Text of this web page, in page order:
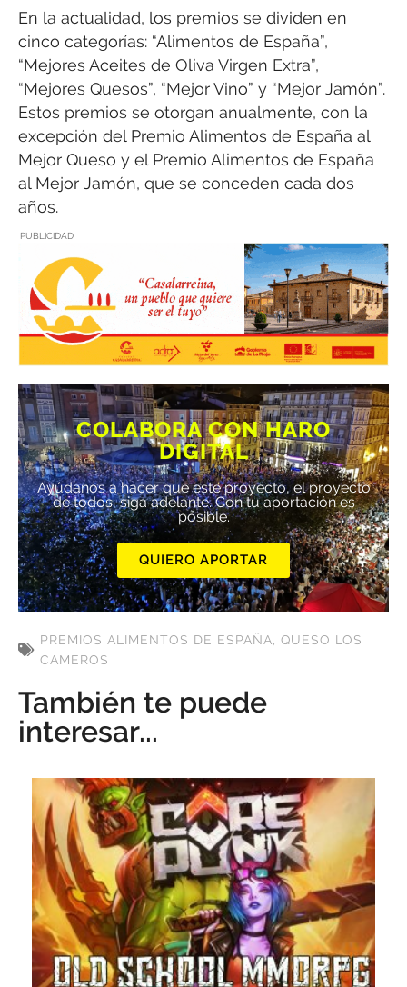
En la actualidad, los premios se dividen en
cinco categorías: “Alimentos de España”,
“Mejores Aceites de Oliva Virgen Extra”,
“Mejores Quesos”, “Mejor Vino” y “Mejor Jamón”.
Estos premios se otorgan anualmente, con la
excepción del Premio Alimentos de España al
Mejor Queso y el Premio Alimentos de España
al Mejor Jamón, que se conceden cada dos
años.
PUBLICIDAD
COLABORA CON HARO
DIGITAL
Ayúdanos a hacer que este proyecto, el proyecto
de todos, siga adelante. Con tu aportación es
posible.
QUIERO APORTAR
PREMIOS ALIMENTOS DE ESPAÑA, QUESO LOS
CAMEROS
También te puede
interesar...